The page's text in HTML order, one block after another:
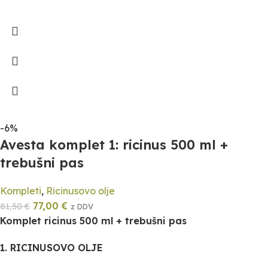
-6%
Avesta komplet 1: ricinus 500 ml +
trebušni pas
Kompleti, Ricinusovo olje
81,50€ 77,00€ z DDV
Komplet ricinus 500 ml + trebušni pas
1. RICINUSOVO OLJE